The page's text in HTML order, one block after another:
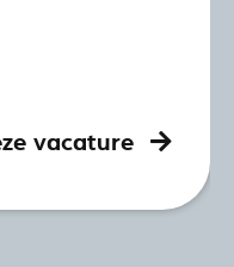
vacature